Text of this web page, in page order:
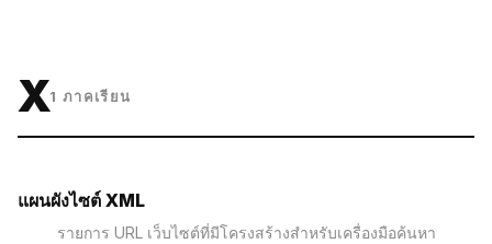
X1 ภาคเรียน
แผนผังไซต์ XML
รายการ URL เว็บไซต์ที่มีโครงสร้างสำหรับเครื่องมือค้นหา